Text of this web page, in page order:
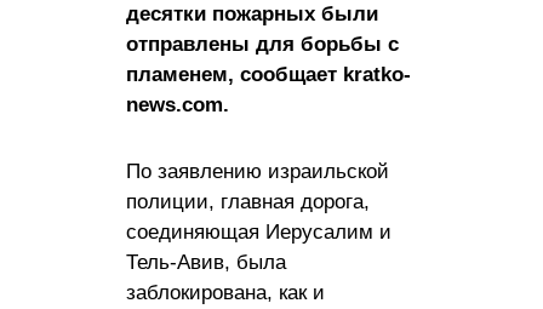
десятки пожарных были
отправлены для борьбы с
пламенем, сообщает kratko-
news.com.
По заявлению израильской
полиции, главная дорога,
соединяющая Иерусалим и
Тель-Авив, была
заблокирована, как и